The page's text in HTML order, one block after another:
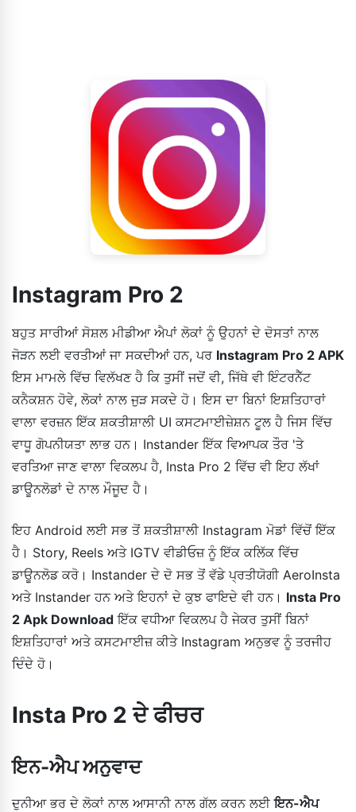
Instagram Pro 2
ਬਹੁਤ ਸਾਰੀਆਂ ਸੋਸ਼ਲ ਮੀਡੀਆ ਐਪਾਂ ਲੋਕਾਂ ਨੂੰ ਉਹਨਾਂ ਦੇ ਦੋਸਤਾਂ ਨਾਲ
ਜੋੜਨ ਲਈ ਵਰਤੀਆਂ ਜਾ ਸਕਦੀਆਂ ਹਨ, ਪਰ Instagram Pro 2 APK
ਇਸ ਮਾਮਲੇ ਵਿੱਚ ਵਿਲੱਖਣ ਹੈ ਕਿ ਤੁਸੀਂ ਜਦੋਂ ਵੀ, ਜਿੱਥੇ ਵੀ ਇੰਟਰਨੈੱਟ
ਕਨੈਕਸ਼ਨ ਹੋਵੇ, ਲੋਕਾਂ ਨਾਲ ਜੁੜ ਸਕਦੇ ਹੋ। ਇਸ ਦਾ ਬਿਨਾਂ ਇਸ਼ਤਿਹਾਰਾਂ
ਵਾਲਾ ਵਰਜ਼ਨ ਇੱਕ ਸ਼ਕਤੀਸ਼ਾਲੀ UI ਕਸਟਮਾਈਜ਼ੇਸ਼ਨ ਟੂਲ ਹੈ ਜਿਸ ਵਿੱਚ
ਵਾਧੂ ਗੋਪਨੀਯਤਾ ਲਾਭ ਹਨ। Instander ਇੱਕ ਵਿਆਪਕ ਤੌਰ 'ਤੇ
ਵਰਤਿਆ ਜਾਣ ਵਾਲਾ ਵਿਕਲਪ ਹੈ, Insta Pro 2 ਵਿੱਚ ਵੀ ਇਹ ਲੱਖਾਂ
ਡਾਊਨਲੋਡਾਂ ਦੇ ਨਾਲ ਮੌਜੂਦ ਹੈ।
ਇਹ Android ਲਈ ਸਭ ਤੋਂ ਸ਼ਕਤੀਸ਼ਾਲੀ Instagram ਮੋਡਾਂ ਵਿੱਚੋਂ ਇੱਕ
ਹੈ। Story, Reels ਅਤੇ IGTV ਵੀਡੀਓਜ਼ ਨੂੰ ਇੱਕ ਕਲਿੱਕ ਵਿੱਚ
ਡਾਊਨਲੋਡ ਕਰੋ। Instander ਦੇ ਦੋ ਸਭ ਤੋਂ ਵੱਡੇ ਪ੍ਰਤੀਯੋਗੀ AeroInsta
ਅਤੇ Instander ਹਨ ਅਤੇ ਇਹਨਾਂ ਦੇ ਕੁਝ ਫਾਇਦੇ ਵੀ ਹਨ। Insta Pro
2 Apk Download ਇੱਕ ਵਧੀਆ ਵਿਕਲਪ ਹੈ ਜੇਕਰ ਤੁਸੀਂ ਬਿਨਾਂ
ਇਸ਼ਤਿਹਾਰਾਂ ਅਤੇ ਕਸਟਮਾਈਜ਼ ਕੀਤੇ Instagram ਅਨੁਭਵ ਨੂੰ ਤਰਜੀਹ
ਦਿੰਦੇ ਹੋ।
Insta Pro 2 ਦੇ ਫੀਚਰ
ਇਨ-ਐਪ ਅਨੁਵਾਦ
ਦੁਨੀਆ ਭਰ ਦੇ ਲੋਕਾਂ ਨਾਲ ਆਸਾਨੀ ਨਾਲ ਗੱਲ ਕਰਨ ਲਈਇਨ-ਐਪ